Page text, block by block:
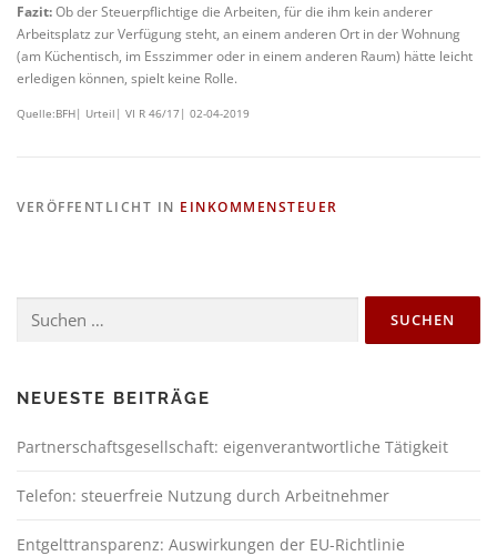
Fazit:Ob der Steuerpflichtige die Arbeiten, für die ihm kein anderer
Arbeitsplatz zur Verfügung steht, an einem anderen Ort in der Wohnung
(am Küchentisch, im Esszimmer oder in einem anderen Raum) hätte leicht
erledigen können, spielt keine Rolle.
Quelle:BFH| Urteil| VI R 46/17| 02-04-2019
VERÖFFENTLICHT IN EINKOMMENSTEUER
NEUESTE BEITRÄGE
Partnerschaftsgesellschaft: eigenverantwortliche Tätigkeit
Telefon: steuerfreie Nutzung durch Arbeitnehmer
Entgelttransparenz: Auswirkungen der EU-Richtlinie